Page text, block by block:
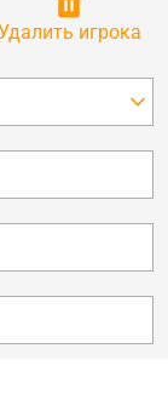
игрока